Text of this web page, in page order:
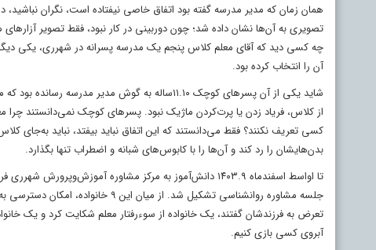
همان زمان که مدیر مدرسه گفته بود اتفاق خاصی نیفتاده است، نگران نباشید،
تصویری به آن‌ها نشان داده شد؛ چون دوربینی در کار نبود، فقط تصویر آزارهای
چه کسی دید که آقای معلم کلاس پنجم یک مدرسه پسرانه در شهرری، یکی
آن را انتخاب کرده بود.
شاید یکی از آن پسرهای کوچک ۱۱.۱۰ساله به گوش
از کلاس، فریاد زدن یا پرت‌کردن ماژیک نبود. پسرهای کوچک نمی‌دانستند
کسی تعریف نکنند؟ فقط می‌دانستند که این اتفاق نباید بیفتد، نباید به‌جای
بدن‌هایشان را رد کند و آن‌ها را با کابوس‌های شبانه و اضطراب تنها بگذارد.
تا اواسط اسفندماه ۱۴۰۳.۹ دانش‌آموز به مرکز مشاوره
جلسه مشاوره روانشناسی تشکیل شد.
تعرض به فرزندشان گفتند، یک خانواده از سوءرفتار معلم شکایت کرد و یک
آبروی کسی بازی کنیم.